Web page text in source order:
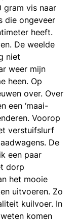
gram vis naar
die ongeveer
heeft.
De weelde
niet
weer mijn
heen. Op
over. Over
een ‘maai-
Voorop
verstuifslurf
De
een paar
dorp
het mooie
uitvoeren. Zo
kuilvoer. In
komen